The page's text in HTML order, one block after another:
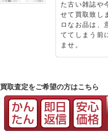
た古い雑誌や
せて買取致し
ロなお品は、
ててしまう前
ませ。
買取査定をご希望の方はこちら